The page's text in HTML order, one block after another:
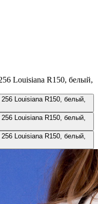
Louisiana R150, белый,